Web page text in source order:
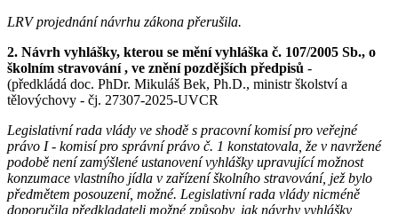
LRV projednání návrhu zákona přerušila.
2. Návrh vyhlášky, kterou se mění vyhláška č. 107/2005 Sb., o
školním stravování , ve znění pozdějších předpisů -
(předkládá doc. PhDr. Mikuláš Bek, Ph.D., ministr školství a
tělovýchovy - čj. 27307-2025-UVCR
Legislativní rada vlády ve shodě s pracovní komisí pro veřejné
právo I - komisí pro správní právo č. 1 konstatovala, že v navržené
podobě není zamýšlené ustanovení vyhlášky upravující možnost
konzumace vlastního jídla v zařízení školního stravování, jež bylo
předmětem posouzení, možné. Legislativní rada vlády nicméně
doporučila předkladateli možné způsoby, jak návrhy vyhlášky